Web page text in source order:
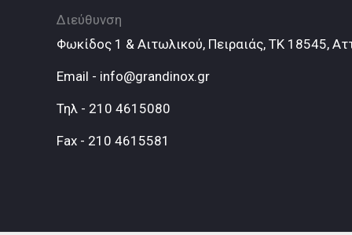
Διεύθυνση
Φωκίδος 1 & Αιτωλικού, Πειραιάς, ΤΚ 18545,
Email - info@grandinox.gr
Τηλ - 210 4615080
Fax - 210 4615581